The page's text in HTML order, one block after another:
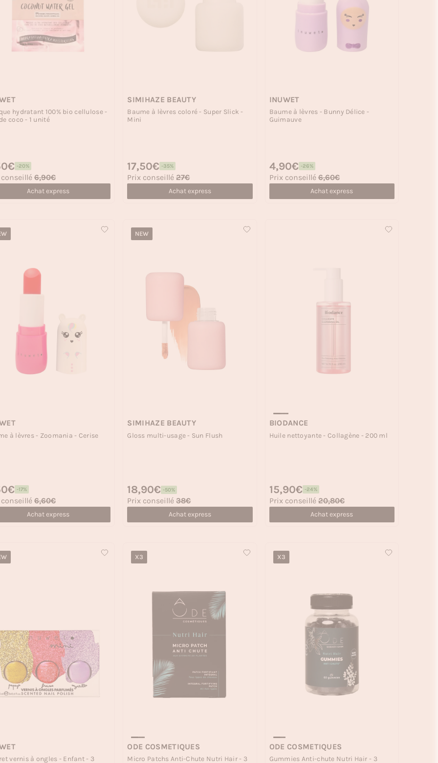
hydratant 100% bio cellulose -
coco - 1 unité
-20%
6,90€
Achat express
SIMIHAZE BEAUTY
Baume à lèvres coloré - Super Slick -
Mini
Prix soldé
17,50€ -35%
Prix habituel
Prix conseillé 27€
Achat express
INUWET
Baume à lèvres - Bunny Délice -
Guimauve
Prix soldé
4,90€ -26%
Prix habituel
Prix conseillé 6,60€
Achat express
à lèvres - Zoomania - Cerise
-17%
6,60€
Achat express
NEW
SIMIHAZE BEAUTY
Gloss multi-usage - Sun Flush
Prix soldé
18,90€ -50%
Prix habituel
Prix conseillé 38€
Achat express
BIODANCE
Huile nettoyante - Collagène - 200 ml
Prix soldé
15,90€ -24%
Prix habituel
Prix conseillé 20,80€
Achat express
vernis à ongles - Enfant - 3
X3
ODE COSMETIQUES
Micro Patchs Anti-Chute Nutri Hair - 3
X3
ODE COSMETIQUES
Gummies Anti-chute Nutri Hair - 3